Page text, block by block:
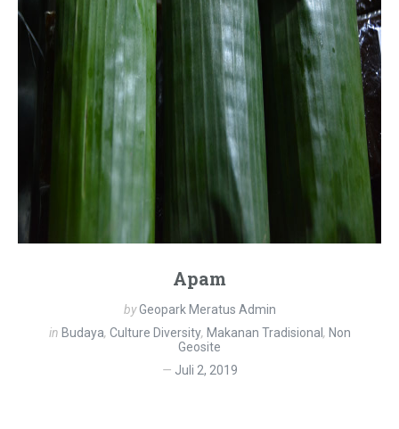
Apam
byGeopark Meratus Admin
in Budaya, Culture Diversity, Makanan Tradisional , Non
Geosite
Juli 2, 2019